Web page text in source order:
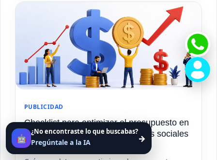
🤖
¿No encontraste lo que buscabas?
Pregúntale a la IA →
PUBLICIDAD
Checklist para optimizar el presupuesto en
campañas de publicidad en redes sociales
para pymes